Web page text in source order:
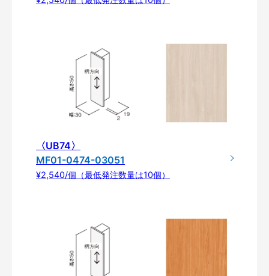
〈UB74〉
MF01-0474-03051
¥2,540/個（最低発注数量は10個）